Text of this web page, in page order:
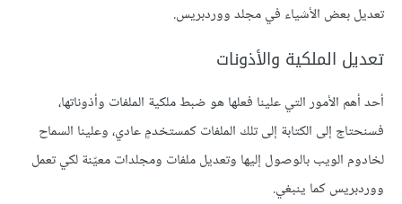
تعديل بعض الأشياء في مجلد ووردبريس.
تعديل الملكية والأذونات
أحد أهم الأمور التي علينا فعلها هو ضبط ملكية الملفات وأذوناتها،
فسنحتاج إلى الكتابة إلى تلك الملفات كمستخدمٍ عادي، وعلينا السماح
لخادوم الويب بالوصول إليها وتعديل ملفات ومجلدات معيّنة لكي تعمل
ووردبريس كما ينبغي.